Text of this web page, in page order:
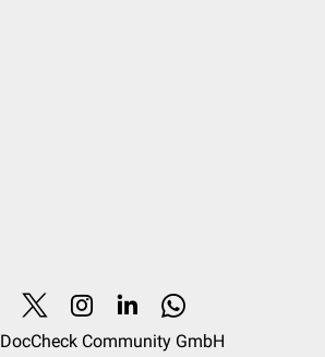
DocCheck Community GmbH